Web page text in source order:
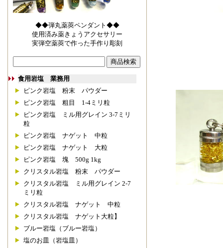
◆◆弾丸薬莢ペンダント◆◆
使用済み薬きょうアクセサリー
実弾空薬莢で作った手作り彫刻
食用岩塩 業務用
ピンク岩塩 粉末 パウダー
ピンク岩塩 粗目 1-4ミリ粒
ピンク岩塩 ミル用グレイン 3-7ミリ
粒
ピンク岩塩 ナゲット 中粒
ピンク岩塩 ナゲット 大粒
ピンク岩塩 塊 500g 1kg
クリスタル岩塩 粉末 パウダー
クリスタル岩塩 ミル用グレイン 2-7
ミリ粒
クリスタル岩塩 ナゲット 中粒
クリスタル岩塩 ナゲット大粒】
ブルー岩塩（ブルー岩塩）
塩のお皿（岩塩皿）